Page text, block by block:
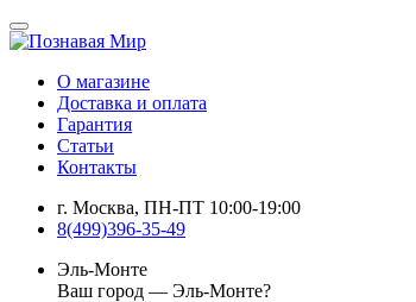
О магазине
Доставка и оплата
Гарантия
Статьи
Контакты
г. Москва, ПН-ПТ 10:00-19:00
8(499)396-35-49
Эль-Монте
Ваш город — Эль-Монте?